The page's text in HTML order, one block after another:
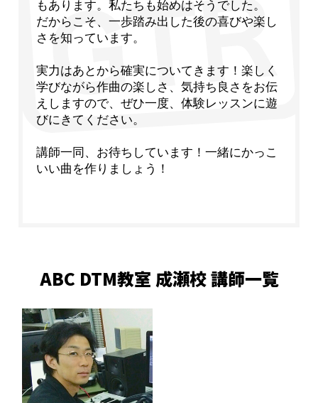
もあります。私たちも始めはそうでした。
だからこそ、一歩踏み出した後の喜びや楽し
さを知っています。
実力はあとから確実についてきます！楽しく
学びながら作曲の楽しさ、気持ち良さをお伝
えしますので、ぜひ一度、体験レッスンに遊
びにきてください。
講師一同、お待ちしています！一緒にかっこ
いい曲を作りましょう！
ABC DTM教室 成瀬校 講師一覧